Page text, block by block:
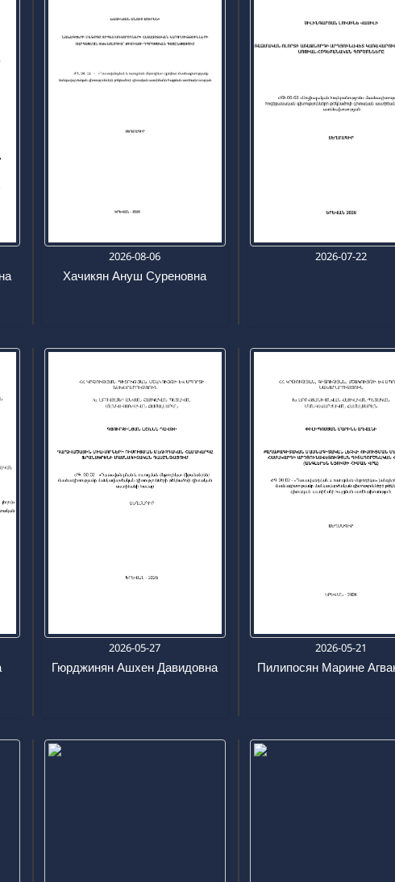
2026-08-06
Хачикян Ануш Суреновна
2026-07-22
2026-05-27
Гюрджинян Ашхен Давидовна
2026-05-21
Пилипосян Марине